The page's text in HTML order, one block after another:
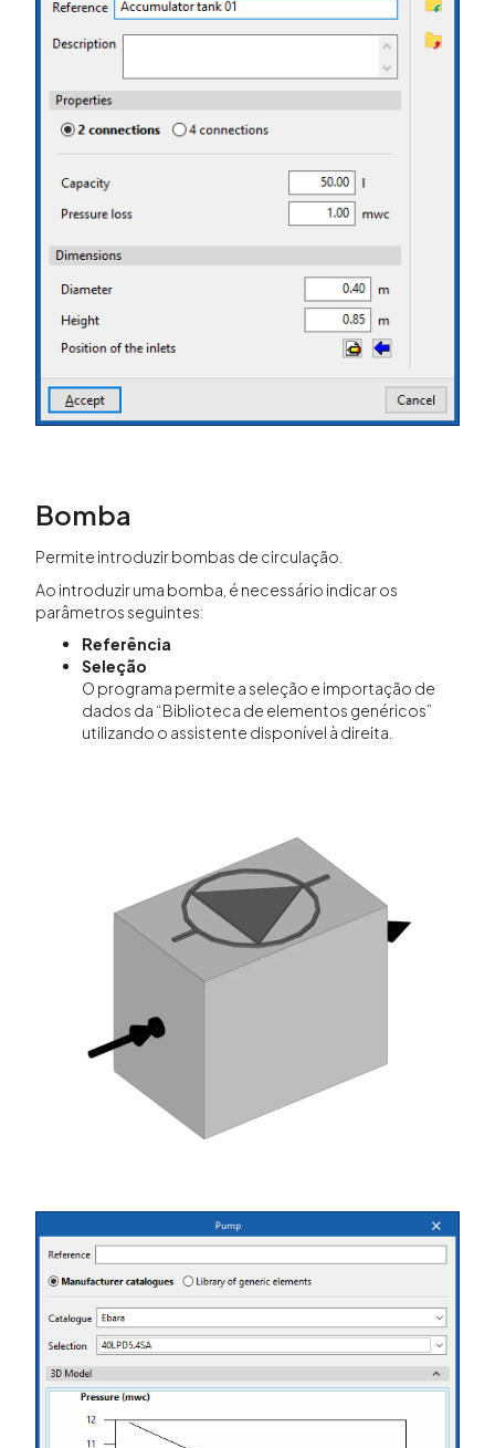
Bomba
Permite introduzir bombas de circulação.
Ao introduzir uma bomba, é necessário indicar os
parâmetros seguintes:
Referência
Seleção
O programa permite a seleção e importação de
dados da “Biblioteca de elementos genéricos”
utilizando o assistente disponível à direita.